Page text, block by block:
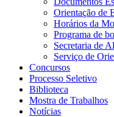
Orientação de
Horários da
Programa de
Secretaria de
Serviço de
Concursos
Processo Seletivo
Biblioteca
Mostra de Trabalhos
Notícias